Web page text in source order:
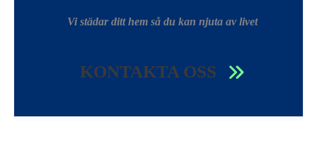
Vi städar ditt hem så du kan njuta av livet
KONTAKTA OSS